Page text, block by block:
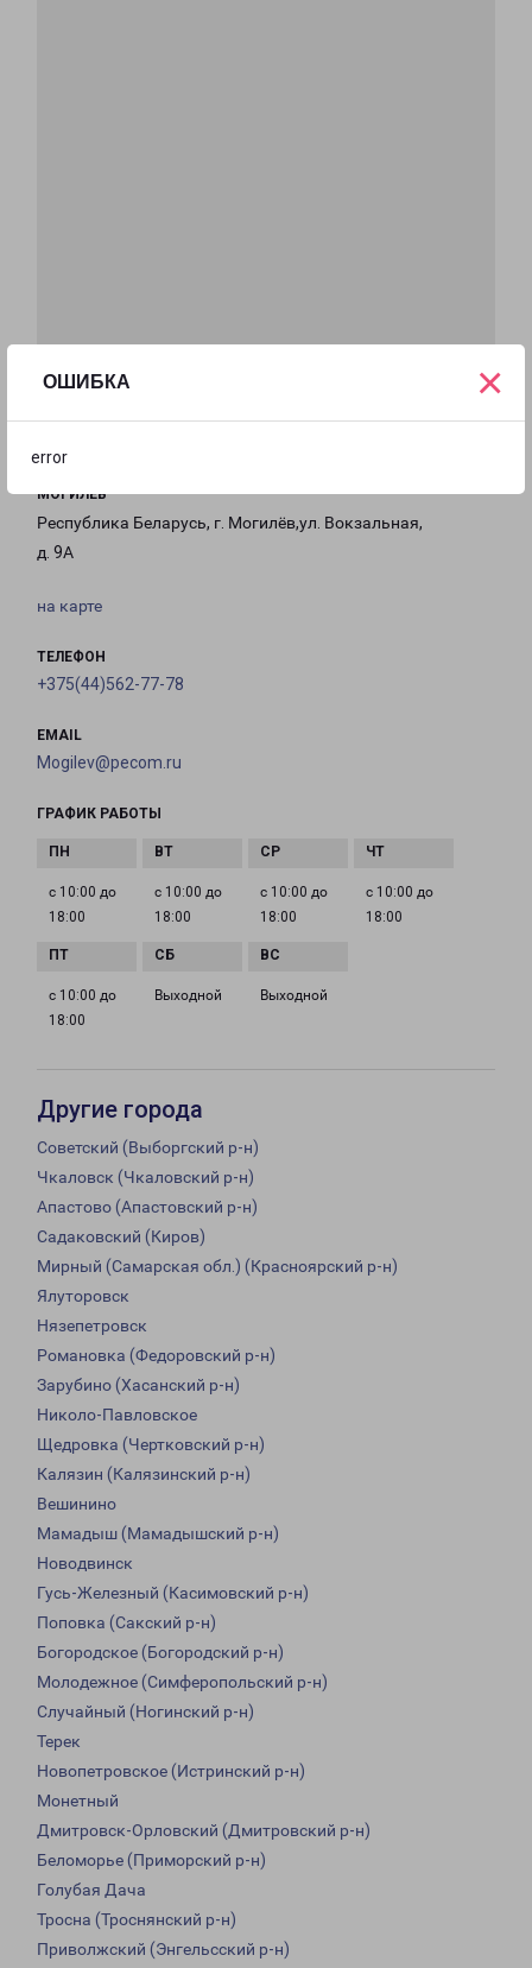
ОШИБКА
error
×
МОГИЛЕВ
Республика Беларусь, г. Могилёв,ул. Вокзальная,
д. 9А
на карте
ТЕЛЕФОН
+375(44)562-77-78
EMAIL
Mogilev@pecom.ru
ГРАФИК РАБОТЫ
с 10:00 до
18:00
с 10:00 до
18:00
с 10:00 до
18:00
с 10:00 до
18:00
с 10:00 до
18:00
Выходной Выходной
Другие города
Советский (Выборгский р-н)
Чкаловск (Чкаловский р-н)
Апастово (Апастовский р-н)
Садаковский (Киров)
Мирный (Самарская обл.) (Красноярский р-н)
Ялуторовск
Нязепетровск
Романовка (Федоровский р-н)
Зарубино (Хасанский р-н)
Николо-Павловское
Щедровка (Чертковский р-н)
Калязин (Калязинский р-н)
Вешинино
Мамадыш (Мамадышский р-н)
Новодвинск
Гусь-Железный (Касимовский р-н)
Поповка (Сакский р-н)
Богородское (Богородский р-н)
Молодежное (Симферопольский р-н)
Случайный (Ногинский р-н)
Терек
Новопетровское (Истринский р-н)
Монетный
Дмитровск-Орловский (Дмитровский р-н)
Беломорье (Приморский р-н)
Голубая Дача
Тросна (Троснянский р-н)
Приволжский (Энгельсский р-н)